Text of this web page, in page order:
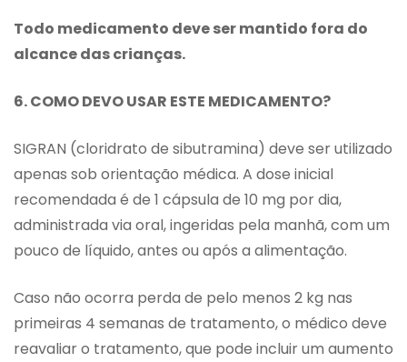
Todo medicamento deve ser mantido fora do
alcance das crianças.
6. COMO DEVO USAR ESTE MEDICAMENTO?
SIGRAN (cloridrato de sibutramina) deve ser utilizado
apenas sob orientação médica. A dose inicial
recomendada é de 1 cápsula de 10 mg por dia,
administrada via oral, ingeridas pela manhã, com um
pouco de líquido, antes ou após a alimentação.
Caso não ocorra perda de pelo menos 2 kg nas
primeiras 4 semanas de tratamento, o médico deve
reavaliar o tratamento, que pode incluir um aumento